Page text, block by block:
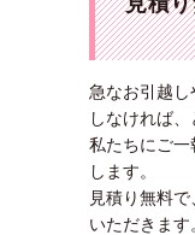
急なお引越
しなければ
私たちにご
します。
見積り無料
いただきます